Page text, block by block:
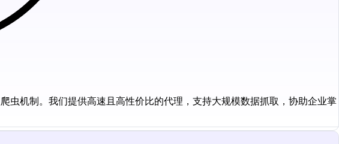
虫机制。我们提供高速且高性价比的代理，支持大规模数据抓取，协助企业掌